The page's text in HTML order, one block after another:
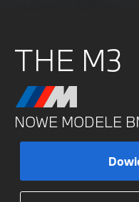
THE M3
NOWE MODELE